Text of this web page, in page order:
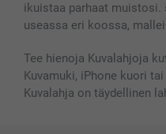
Lahjakortti
Kaikki kuvatuotteet
ikuistaa parhaat muistosi.
useassa eri koossa,
Tee hienoja Kuvalahjoja
Kuvamuki, iPhone kuori
Kuvalahja on täydellinen